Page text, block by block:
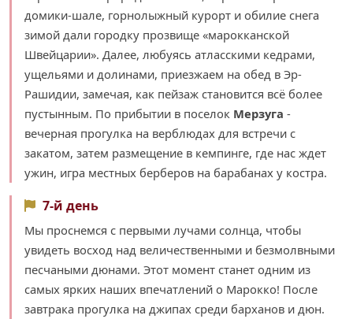
домики-шале, горнолыжный курорт и обилие снега
зимой дали городку прозвище «марокканской
Швейцарии». Далее, любуясь атласскими кедрами,
ущельями и долинами, приезжаем на обед в Эр-
Рашидии, замечая, как пейзаж становится всё более
пустынным. По прибытии в поселок Мерзуга -
вечерная прогулка на верблюдах для встречи с
закатом, затем размещение в кемпинге, где нас ждет
ужин, игра местных берберов на барабанах у костра.
7-й день
Мы проснемся с первыми лучами солнца, чтобы
увидеть восход над величественными и безмолвными
песчаными дюнами. Этот момент станет одним из
самых ярких наших впечатлений о Марокко! После
завтрака прогулка на джипах среди барханов и дюн.